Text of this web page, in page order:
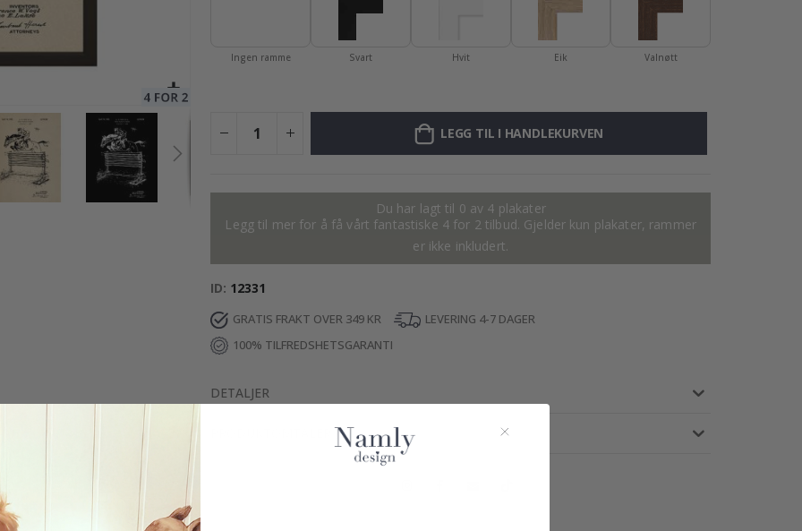
Ingen ramme Svart Hvit Eik Valnøtt
LEGG TIL I HANDLEKURVEN
Du har lagt til 0 av 4 plakater
Legg til mer for å få vårt fantastiske 4 for 2 tilbud. Gjelder kun plakater, rammer
er ikke inkludert.
ID 12331
GRATIS FRAKT OVER 349 KR
LEVERING 4-7 DAGER
100% TILFREDSHETSGARANTI
DETALJER
(0)